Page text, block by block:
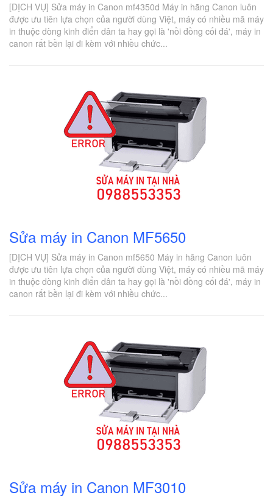
[DỊCH VỤ] Sửa máy in Canon mf4350d Máy in hãng Canon luôn
được ưu tiên lựa chọn của người dùng Việt, máy có nhiều mã máy
in thuộc dòng kinh điển dân ta hay gọi là 'nồi đồng cối đá', máy in
canon rất bền lại đi kèm với nhiều chức...
Sửa máy in Canon MF5650
[DỊCH VỤ] Sửa máy in Canon mf5650 Máy in hãng Canon luôn
được ưu tiên lựa chọn của người dùng Việt, máy có nhiều mã máy
in thuộc dòng kinh điển dân ta hay gọi là 'nồi đồng cối đá', máy in
canon rất bền lại đi kèm với nhiều chức...
Sửa máy in Canon MF3010